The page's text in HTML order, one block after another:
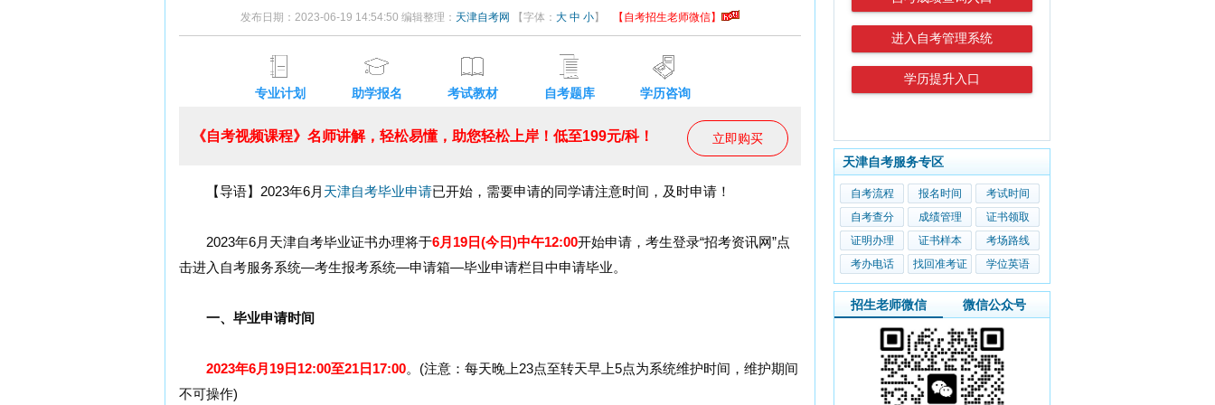
发布日期：2023-06-19 14:54:50 编辑整理： 天津自考网 【字体： 大 中 小】 【自考招生老师微信】
专业计划 助学报名 考试教材 自考题库 学历咨询
立即购买
《自考视频课程》名师讲解，轻松易懂，助您轻松上岸！低至199元/科！
【导语】2023年6月 天津自考毕业申请已开始，需要申请的同学请注意时间，及时申请！
2023年6月天津自考毕业证书办理将于6月19日(今日)中午12:00开始申请，考生登录“招考资讯网”点
击进入自考服务系统—考生报考系统—申请箱—毕业申请栏目中申请毕业。
一、毕业申请时间
2023年6月19日12:00至21日17:00。(注意：每天晚上23点至转天早上5点为系统维护时间，维护期间
不可操作)
进入自考管理系统
学历提升入口
天津自考服务专区
自考流程 报名时间
考试时间
自考查分
成绩管理
证书领取
证明办理
证书样本
考场路线
考办电话
找回准考证 学位英语
招生老师微信 微信公众号